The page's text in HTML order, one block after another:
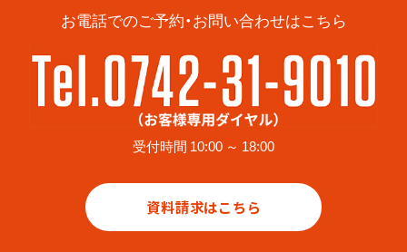
お電話でのご予約・お問い合わせはこちら
受付時間 10:00 ～ 18:00
資料請求はこちら